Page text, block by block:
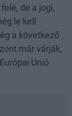
de a jogi,
le kell
a következő
már várják,
Unió